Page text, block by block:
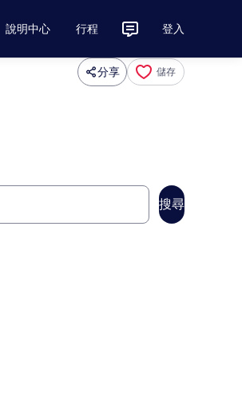
說明中心 行程 登入
分享 儲存
搜尋